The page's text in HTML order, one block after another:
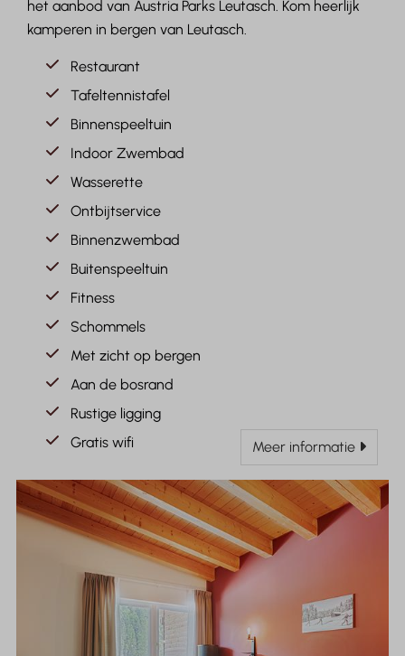
het aanbod van Austria Parks Leutasch. Kom heerlijk
kamperen in bergen van Leutasch.
Restaurant
Tafeltennistafel
Binnenspeeltuin
Indoor Zwembad
Wasserette
Ontbijtservice
Binnenzwembad
Buitenspeeltuin
Fitness
Schommels
Met zicht op bergen
Aan de bosrand
Rustige ligging
Gratis wifi
Meer informatie